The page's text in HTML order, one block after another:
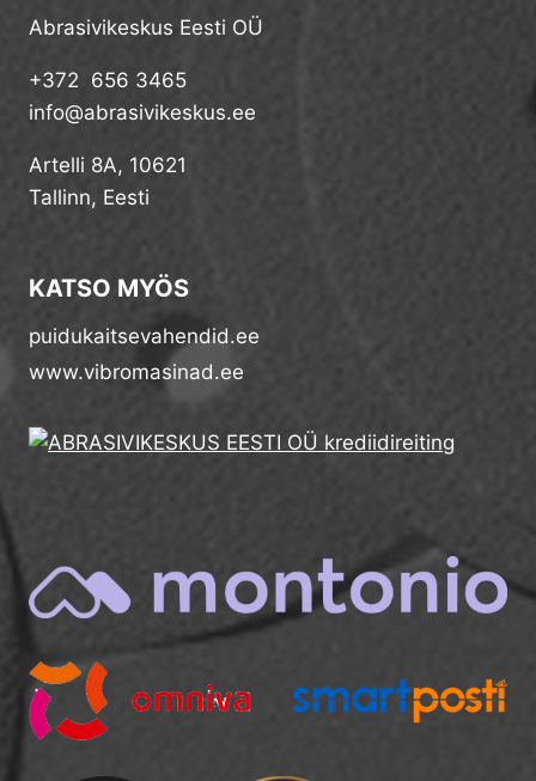
Abrasivikeskus Eesti OÜ
+372 656 3465
info@abrasivikeskus.ee
Artelli 8A, 10621
Tallinn, Eesti
KATSO MYÖS
puidukaitsevahendid.ee
www.vibromasinad.ee